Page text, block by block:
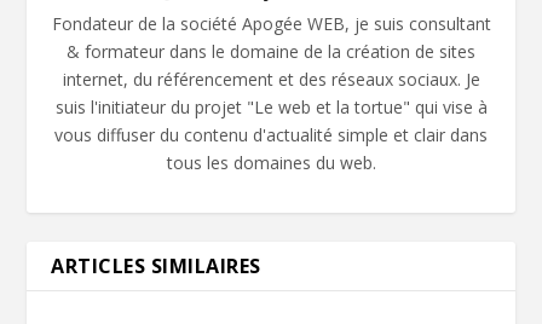
Fondateur de la société Apogée WEB, je suis consultant
& formateur dans le domaine de la création de sites
internet, du référencement et des réseaux sociaux. Je
suis l'initiateur du projet "Le web et la tortue" qui vise à
vous diffuser du contenu d'actualité simple et clair dans
tous les domaines du web.
ARTICLES SIMILAIRES